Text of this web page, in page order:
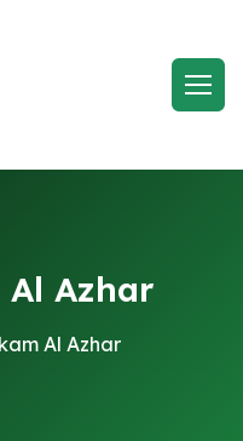
Azhar
Al Azhar